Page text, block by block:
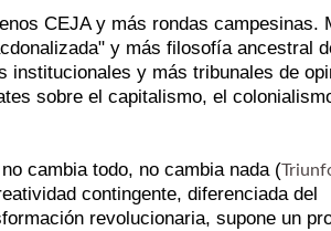
CEJA y más rondas campesinas.
y más filosofía ancestral
institucionales y más tribunales de
sobre el capitalismo, el
cambia todo, no cambia nada (
contingente, diferenciada del
revolucionaria, supone un